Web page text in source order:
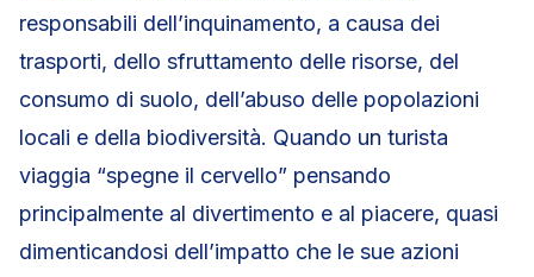
responsabili dell’inquinamento, a causa dei
trasporti, dello sfruttamento delle risorse, del
consumo di suolo, dell’abuso delle popolazioni
locali e della biodiversità. Quando un turista
viaggia “spegne il cervello” pensando
principalmente al divertimento e al piacere, quasi
dimenticandosi dell’impatto che le sue azioni